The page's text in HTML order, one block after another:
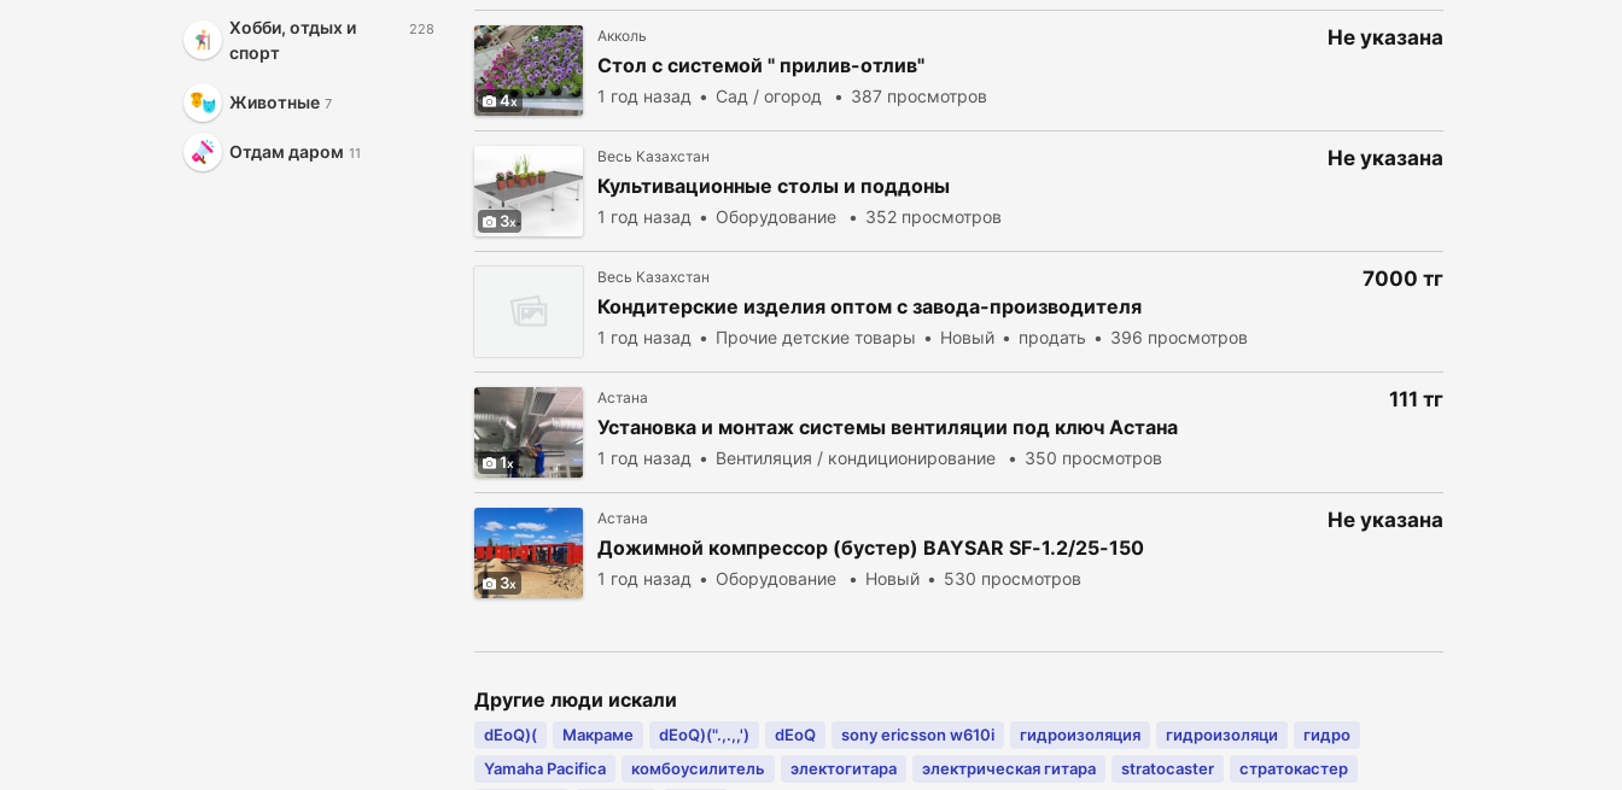
Хобби, отдых и
спорт
228
Животные 7
Отдам даром 11
4
Акколь
Стол с системой " прилив-отлив"
1 год назад Сад / огород 387 просмотров
Не указана
3
Весь Казахстан
Культивационные столы и поддоны
1 год назад Оборудование 352 просмотров
Не указана
Весь Казахстан
Кондитерские изделия оптом с завода-производителя
1 год назад Прочие детские товары Новый продать 396 просмотров
7000 тг
1
Астана
Установка и монтаж системы вентиляции под ключ Астана
1 год назад Вентиляция / кондиционирование 350 просмотров
111 тг
3
Астана
Дожимной компрессор (бустер) BAYSAR SF-1.2/25-150
1 год назад Оборудование Новый 530 просмотров
Не указана
Другие люди искали
dEoQ)( Макраме dEoQ)(".,.,,') dEoQ sony ericsson w610i гидроизоляция гидроизоляци
гидро
Yamaha Pacifica
комбоусилитель электогитара электрическая гитара stratocaster
стратокастер